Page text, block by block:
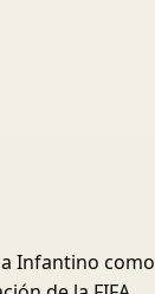
Infantino como